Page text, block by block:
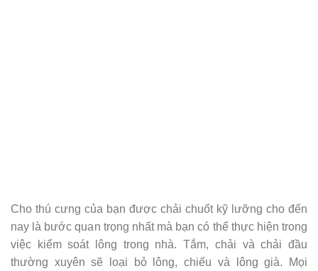
Cho thú cưng của bạn được chải chuốt kỹ lưỡng cho đến
nay là bước quan trọng nhất mà bạn có thể thực hiện trong
việc kiểm soát lông trong nhà. Tắm, chải và chải đầu
thường xuyên sẽ loại bỏ lông, chiếu và lông già. Mọi